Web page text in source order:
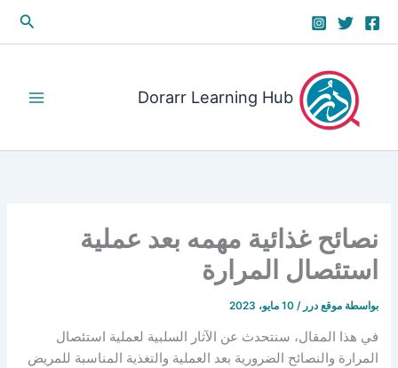
Dorarr Learning Hub
نصائح غذائية مهمه بعد عملية
استئصال المرارة
بواسطة موقع درر/10 مايو، 2023
في هذا المقال، سنتحدث عن الآثار السلبية لعملية استئصال
المرارة والنصائح الضرورية بعد العملية والتغذية المناسبة للمريض